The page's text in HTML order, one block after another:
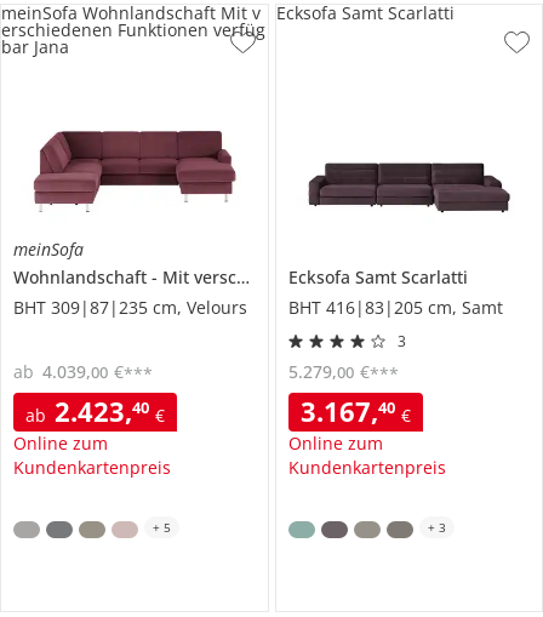
meinSofa
Wohnlandschaft
Mit verschiedenen Funktionen verfügbar
BHT 309|87|235 cm, Velours
ab 2.423,40 €
Online zum
Kundenkartenpreis
ab 4.039,00 €***
meinSofa Wohnlandschaft Mit v
erschiedenen Funktionen verfüg
bar Jana
+ 5
Ecksofa Samt Scarlatti
BHT 416|83|205 cm, Samt
3
3.167,40 €
Online zum
Kundenkartenpreis
5.279,00 €***
Ecksofa Samt Scarlatti
+ 3